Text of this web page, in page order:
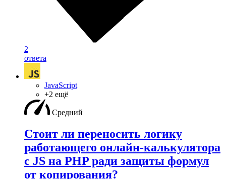
2
ответа
JavaScript
+2 ещё
Средний
Стоит ли переносить логику
работающего онлайн-калькулятора
с JS на PHP ради защиты формул
от копирования?